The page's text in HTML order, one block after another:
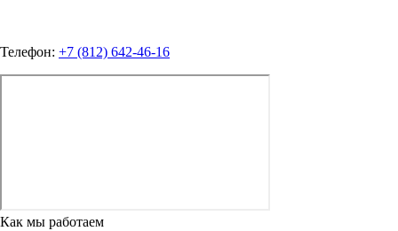
Телефон: +7 (812) 642-46-16
Как мы работаем